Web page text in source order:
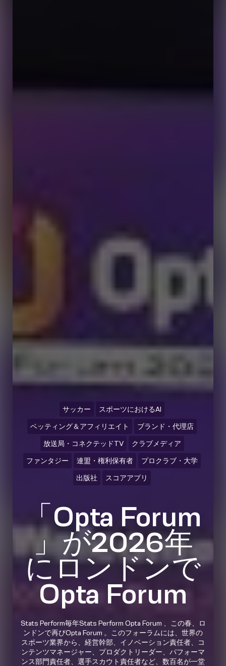
サッカー スポーツにおけるAI
ベッティング＆アフィリエイト ブランド・代理店
放送局・コネクテッドTV クラブメディア
ファンタジー 連盟・権利保有者 プロクラブ・大学
出版社 スコアアプリ
「Opta Forum
」が2026年
にロンドンで
Opta Forum
Stats Perform毎年Stats Perform Opta Forum 、この春、ロ
ンドンで再びOpta Forum 。このフォーラムには、世界の
スポーツ業界から、経営幹部、イノベーション責任者、コ
ンテンツマネージャー、プロダクトリーダー、パフォーマ
ンス部門責任者、選手スカウト責任者など、数百名が一堂